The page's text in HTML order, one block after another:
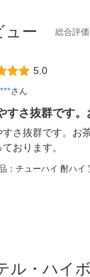
ュー 総合評
5.0
さん
すさ抜群です
すさ抜群です。お
おります。
：チューハイ 酎ハイ
ル・ハイ